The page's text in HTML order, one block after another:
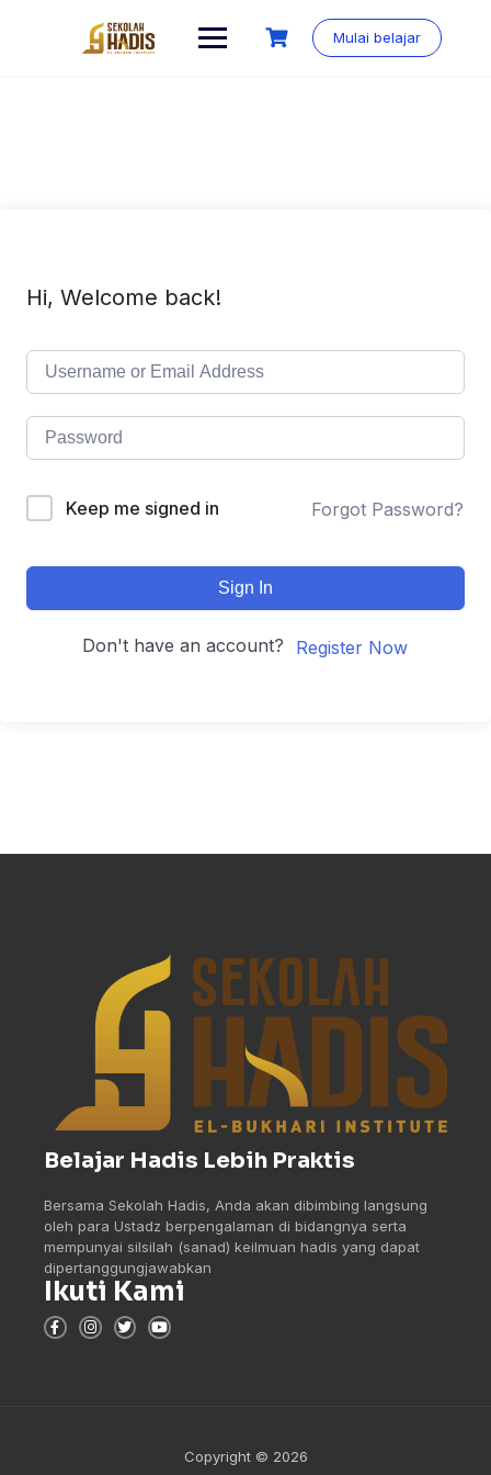
Mulai belajar
Hi, Welcome back!
Keep me signed in Forgot Password?
Sign In
Don't have an account? Register Now
Belajar Hadis Lebih Praktis
Bersama Sekolah Hadis, Anda akan dibimbing langsung
oleh para Ustadz berpengalaman di bidangnya serta
mempunyai silsilah (sanad) keilmuan hadis yang dapat
dipertanggungjawabkan
Ikuti Kami
Copyright © 2026